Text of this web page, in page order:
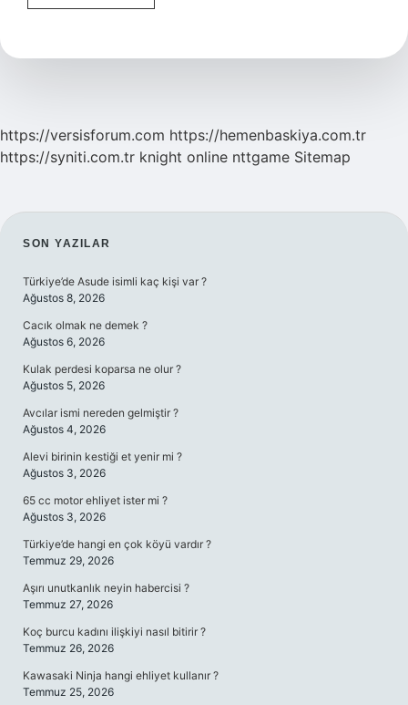
Nedir
https://versisforum.com https://hemenbaskiya.com.tr
https://syniti.com.tr knight online nttgame Sitemap
SIDEBAR
SON YAZILAR
Türkiye’de Asude isimli kaç kişi var ?
Ağustos 8, 2026
Cacık olmak ne demek ?
Ağustos 6, 2026
Kulak perdesi koparsa ne olur ?
Ağustos 5, 2026
Avcılar ismi nereden gelmiştir ?
Ağustos 4, 2026
Alevi birinin kestiği et yenir mi ?
Ağustos 3, 2026
65 cc motor ehliyet ister mi ?
Ağustos 3, 2026
Türkiye’de hangi en çok köyü vardır ?
Temmuz 29, 2026
Aşırı unutkanlık neyin habercisi ?
Temmuz 27, 2026
Koç burcu kadını ilişkiyi nasıl bitirir ?
Temmuz 26, 2026
Kawasaki Ninja hangi ehliyet kullanır ?
Temmuz 25, 2026